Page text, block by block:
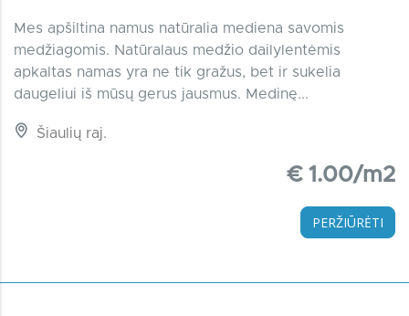
Mes apšiltina namus natūralia mediena savomis
medžiagomis. Natūralaus medžio dailylentėmis
apkaltas namas yra ne tik gražus, bet ir sukelia
daugeliui iš mūsų gerus jausmus. Medinę...
Šiaulių raj.
€ 1.00/m2
PERŽIŪRĖTI